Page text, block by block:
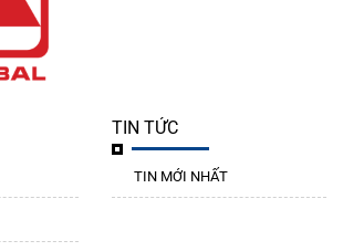
TIN TỨC
TIN MỚI NHẤT